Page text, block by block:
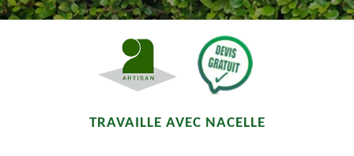
TRAVAILLE AVEC NACELLE